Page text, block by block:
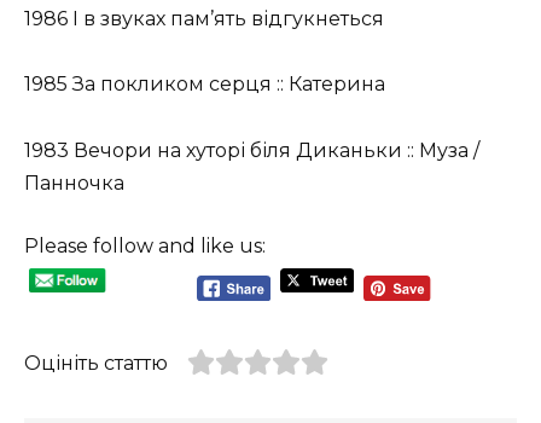
1986 І в звуках пам’ять відгукнеться
1985 За покликом серця :: Катерина
1983 Вечори на хуторі біля Диканьки :: Муза /
Панночка
Please follow and like us:
Оцініть статтю